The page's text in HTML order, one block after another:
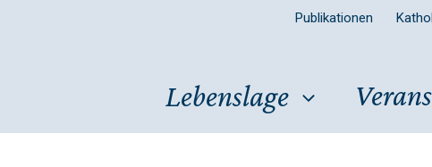
Publikationen
Lebenslage